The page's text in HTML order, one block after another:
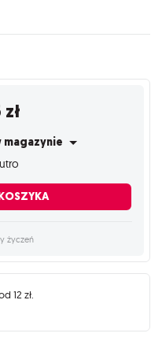
zł
życzeń
12 zł.